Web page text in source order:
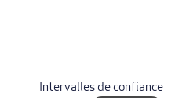
Intervalles de confiance